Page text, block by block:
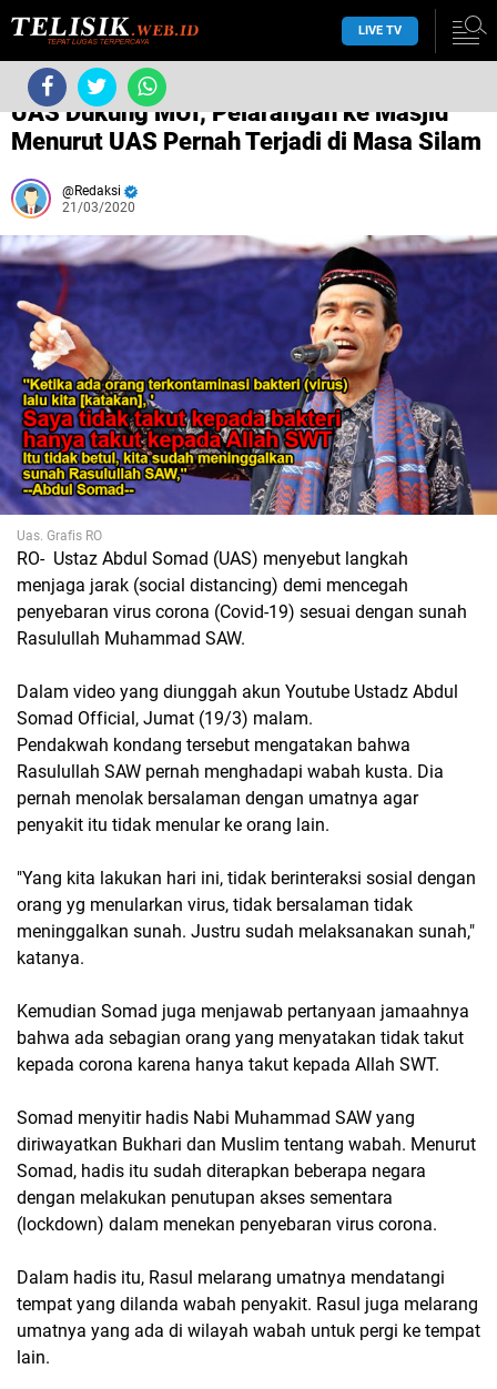
LIVE TV
/COVID-19/ /
UAS Dukung MUI, Pelarangan ke Masjid
Menurut UAS Pernah Terjadi di Masa Silam
Redaksi
21/03/2020
Uas. Grafis RO
RO- Ustaz Abdul Somad (UAS) menyebut langkah
menjaga jarak (social distancing) demi mencegah
penyebaran virus corona (Covid-19) sesuai dengan sunah
Rasulullah Muhammad SAW.
Dalam video yang diunggah akun Youtube Ustadz Abdul
Somad Official, Jumat (19/3) malam.
Pendakwah kondang tersebut mengatakan bahwa
Rasulullah SAW pernah menghadapi wabah kusta. Dia
pernah menolak bersalaman dengan umatnya agar
penyakit itu tidak menular ke orang lain.
"Yang kita lakukan hari ini, tidak berinteraksi sosial dengan
orang yg menularkan virus, tidak bersalaman tidak
meninggalkan sunah. Justru sudah melaksanakan sunah,"
katanya.
Kemudian Somad juga menjawab pertanyaan jamaahnya
bahwa ada sebagian orang yang menyatakan tidak takut
kepada corona karena hanya takut kepada Allah SWT.
Somad menyitir hadis Nabi Muhammad SAW yang
diriwayatkan Bukhari dan Muslim tentang wabah. Menurut
Somad, hadis itu sudah diterapkan beberapa negara
dengan melakukan penutupan akses sementara
(lockdown) dalam menekan penyebaran virus corona.
Dalam hadis itu, Rasul melarang umatnya mendatangi
tempat yang dilanda wabah penyakit. Rasul juga melarang
umatnya yang ada di wilayah wabah untuk pergi ke tempat
lain.